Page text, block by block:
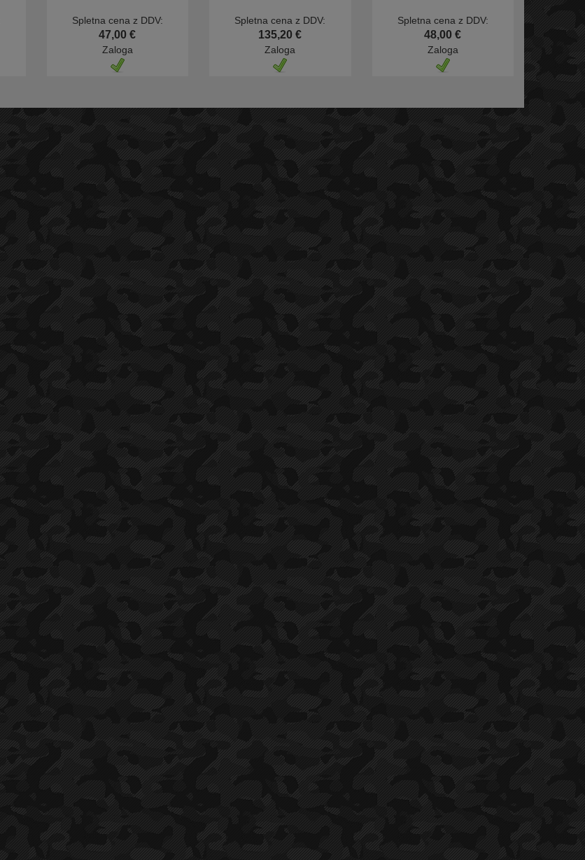
Spletna cena z DDV:
47,00 €
Zaloga
Spletna cena z DDV:
135,20 €
Zaloga
Spletna cena z DDV:
48,00 €
Zaloga